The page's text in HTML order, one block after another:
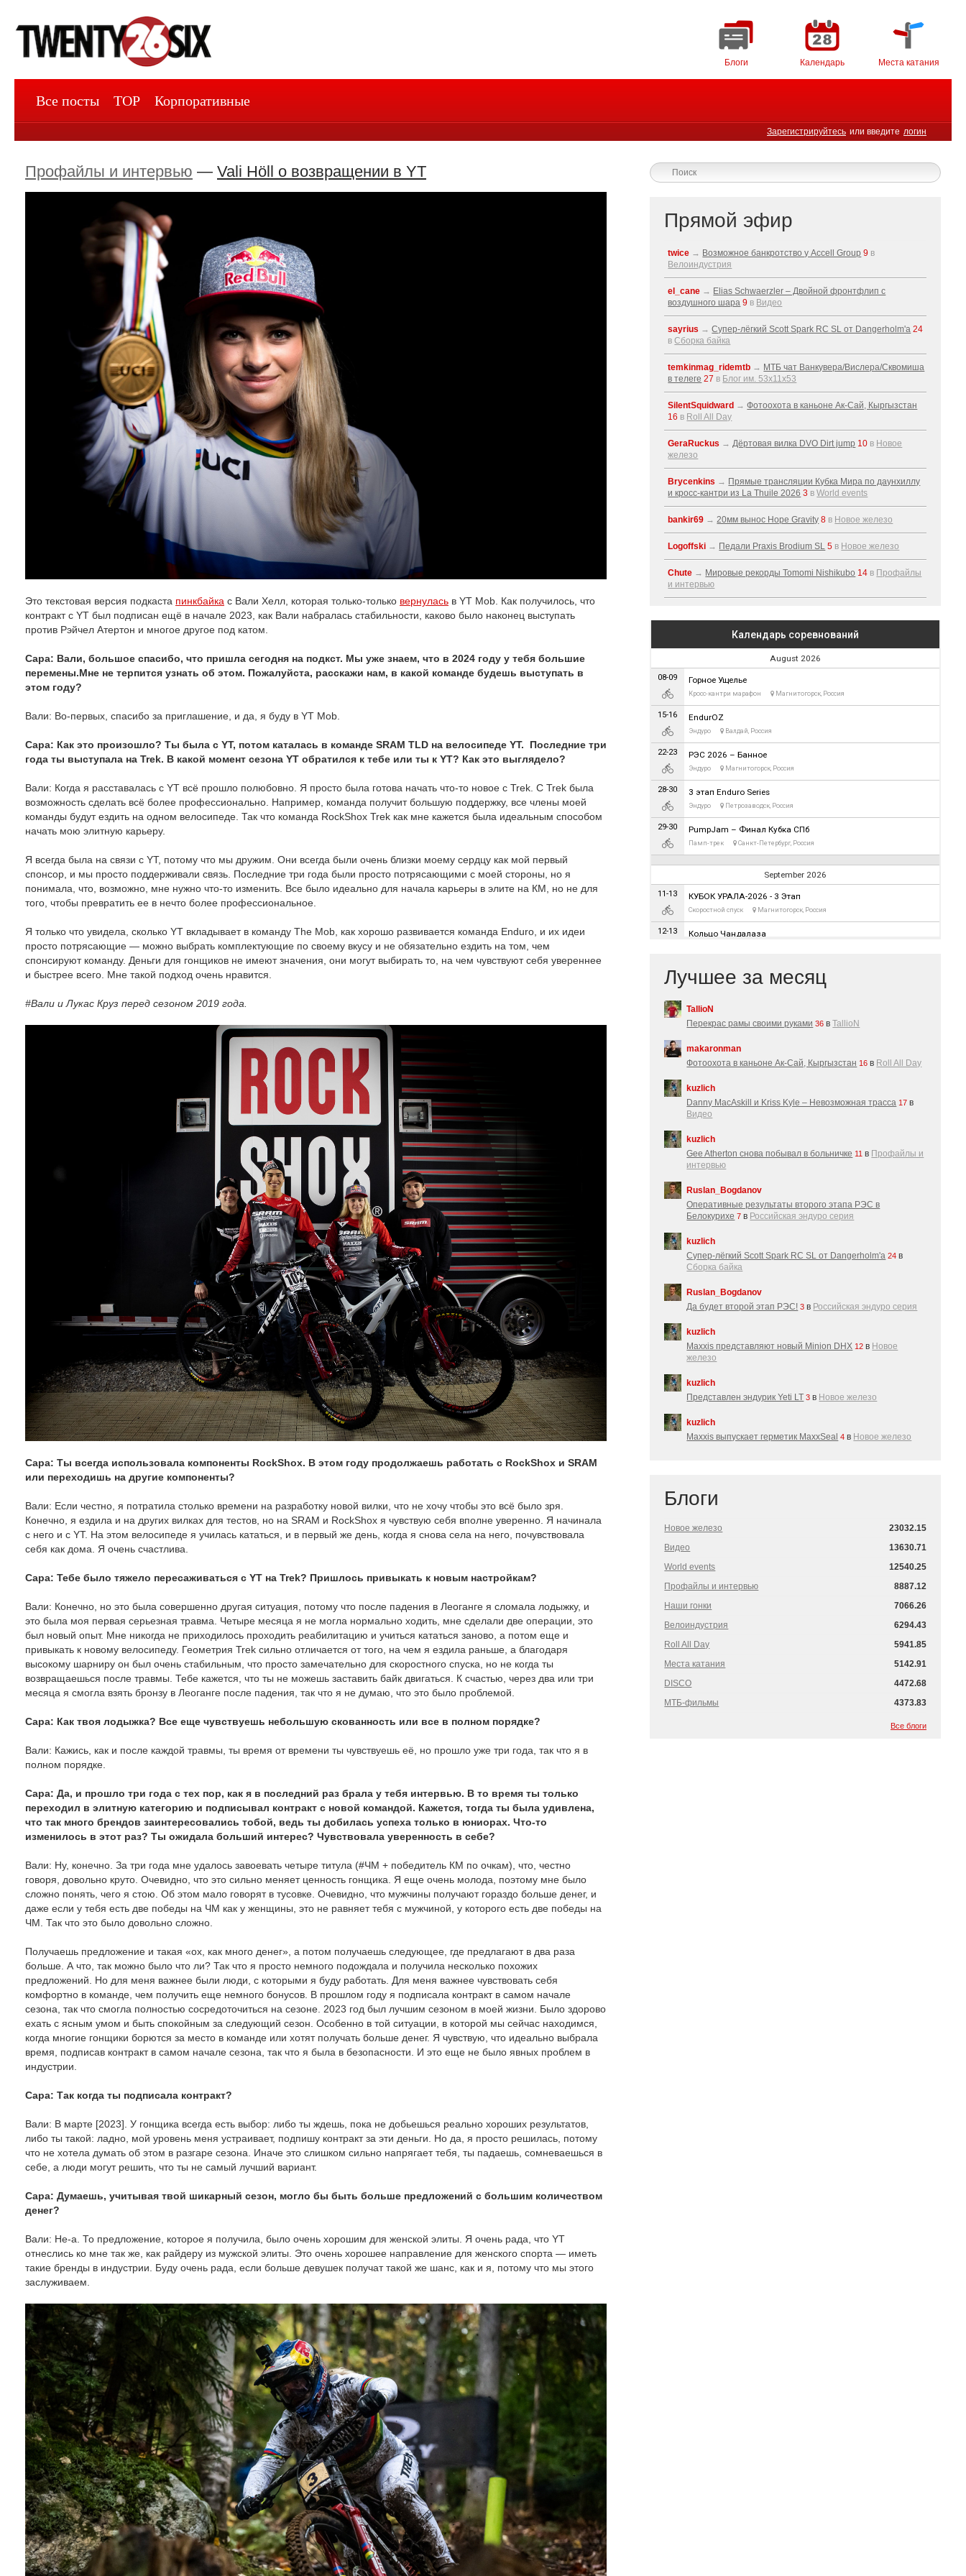
Блоги Календарь Места катания
Зарегистрируйтесь или введите логин
Все посты TOP Корпоративные
Профайлы и интервью — Vali Höll о возвращении в YT
Это текстовая версия подкаста пинкбайка с Вали Хелл, которая только-только вернулась в YT Mob. Как получилось, что
контракт с YT был подписан ещё в начале 2023, как Вали набралась стабильности, каково было наконец выступать
против Рэйчел Атертон и многое другое под катом.
Сара: Вали, большое спасибо, что пришла сегодня на подкст. Мы уже знаем, что в 2024 году у тебя большие
перемены.Мне не терпится узнать об этом. Пожалуйста, расскажи нам, в какой команде будешь выступать в
этом году?
Вали: Во-первых, спасибо за приглашение, и да, я буду в YT Mob.
Сара: Как это произошло? Ты была с YT, потом каталась в команде SRAM TLD на велосипеде YT. Последние три
года ты выступала на Trek. В какой момент сезона YT обратился к тебе или ты к YT? Как это выглядело?
Вали: Когда я расставалась с YT всё прошло полюбовно. Я просто была готова начать что-то новое с Trek. С Trek была
возможность сделать всё более профессионально. Например, команда получит большую поддержку, все члены моей
команды будут ездить на одном велосипеде. Так что команда RockShox Trek как мне кажется была идеальным способом
начать мою элитную карьеру.
Я всегда была на связи с YT, потому что мы дружим. Они всегда были очень близки моему сердцу как мой первый
спонсор, и мы просто поддерживали связь. Последние три года были просто потрясающими с моей стороны, но я
понимала, что, возможно, мне нужно что-то изменить. Все было идеально для начала карьеры в элите на КМ, но не для
того, чтобы превратить ее в нечто более профессиональное.
Я только что увидела, сколько YT вкладывает в команду The Mob, как хорошо развивается команда Enduro, и их идеи
просто потрясающие — можно выбрать комплектующие по своему вкусу и не обязательно ездить на том, чем
спонсируют команду. Деньги для гонщиков не имеют значения, они могут выбирать то, на чем чувствуют себя увереннее
и быстрее всего. Мне такой подход очень нравится.
#Вали и Лукас Круз перед сезоном 2019 года.
Сара: Ты всегда использовала компоненты RockShox. В этом году продолжаешь работать с RockShox и SRAM
или переходишь на другие компоненты?
Вали: Если честно, я потратила столько времени на разработку новой вилки, что не хочу чтобы это всё было зря.
Конечно, я ездила и на других вилках для тестов, но на SRAM и RockShox я чувствую себя вполне уверенно. Я начинала
с него и с YT. На этом велосипеде я училась кататься, и в первый же день, когда я снова села на него, почувствовала
себя как дома. Я очень счастлива.
Сара: Тебе было тяжело пересаживаться с YT на Trek? Пришлось привыкать к новым настройкам?
Вали: Конечно, но это была совершенно другая ситуация, потому что после падения в Леоганге я сломала лодыжку, и
это была моя первая серьезная травма. Четыре месяца я не могла нормально ходить, мне сделали две операции, это
был новый опыт. Мне никогда не приходилось проходить реабилитацию и учиться кататься заново, а потом еще и
привыкать к новому велосипеду. Геометрия Trek сильно отличается от того, на чем я ездила раньше, а благодаря
высокому шарниру он был очень стабильным, что просто замечательно для скоростного спуска, но не когда ты
возвращаешься после травмы. Тебе кажется, что ты не можешь заставить байк двигаться. К счастью, через два или три
месяца я смогла взять бронзу в Леоганге после падения, так что я не думаю, что это было проблемой.
Сара: Как твоя лодыжка? Все еще чувствуешь небольшую скованность или все в полном порядке?
Вали: Кажись, как и после каждой травмы, ты время от времени ты чувствуешь её, но прошло уже три года, так что я в
полном порядке.
Сара: Да, и прошло три года с тех пор, как я в последний раз брала у тебя интервью. В то время ты только
переходил в элитную категорию и подписывал контракт с новой командой. Кажется, тогда ты была удивлена,
что так много брендов заинтересовались тобой, ведь ты добилась успеха только в юниорах. Что-то
изменилось в этот раз? Ты ожидала больший интерес? Чувствовала уверенность в себе?
Вали: Ну, конечно. За три года мне удалось завоевать четыре титула (#ЧМ + победитель КМ по очкам), что, честно
говоря, довольно круто. Очевидно, что это сильно меняет ценность гонщика. Я еще очень молода, поэтому мне было
сложно понять, чего я стою. Об этом мало говорят в тусовке. Очевидно, что мужчины получают гораздо больше денег, и
даже если у тебя есть две победы на ЧМ как у женщины, это не равняет тебя с мужчиной, у которого есть две победы на
ЧМ. Так что это было довольно сложно.
Получаешь предложение и такая «ох, как много денег», а потом получаешь следующее, где предлагают в два раза
больше. А что, так можно было что ли? Так что я просто немного подождала и получила несколько похожих
предложений. Но для меня важнее были люди, с которыми я буду работать. Для меня важнее чувствовать себя
комфортно в команде, чем получить еще немного бонусов. В прошлом году я подписала контракт в самом начале
сезона, так что смогла полностью сосредоточиться на сезоне. 2023 год был лучшим сезоном в моей жизни. Было здорово
ехать с ясным умом и быть спокойным за следующий сезон. Особенно в той ситуации, в которой мы сейчас находимся,
когда многие гонщики борются за место в команде или хотят получать больше денег. Я чувствую, что идеально выбрала
время, подписав контракт в самом начале сезона, так что я была в безопасности. И это еще не было явных проблем в
индустрии.
Сара: Так когда ты подписала контракт?
Вали: В марте [2023]. У гонщика всегда есть выбор: либо ты ждешь, пока не добьешься реально хороших результатов,
либо ты такой: ладно, мой уровень меня устраивает, подпишу контракт за эти деньги. Но да, я просто решилась, потому
что не хотела думать об этом в разгаре сезона. Иначе это слишком сильно напрягает тебя, ты падаешь, сомневаешься в
себе, а люди могут решить, что ты не самый лучший вариант.
Сара: Думаешь, учитывая твой шикарный сезон, могло бы быть больше предложений с большим количеством
денег?
Вали: Не-а. То предложение, которое я получила, было очень хорошим для женской элиты. Я очень рада, что YT
отнеслись ко мне так же, как райдеру из мужской элиты. Это очень хорошее направление для женского спорта — иметь
такие бренды в индустрии. Буду очень рада, если больше девушек получат такой же шанс, как и я, потому что мы этого
заслуживаем.
Прямой эфир
twice → Возможное банкротство у Accell Group 9 в
Велоиндустрия
el_cane → Elias Schwaerzler – Двойной фронтфлип с
воздушного шара 9 в Видео
sayrius →Супер-лёгкий Scott Spark RC SL от Dangerholm'a 24
вСборка байка
temkinmag_ridemtb → МТБ чат Ванкувера/Вислера/Сквомиша
в телеге 27 в Блог им. 53x11x53
SilentSquidward →Фотоохота в каньоне Ак-Cай, Кыргызстан
16 в Roll All Day
GeraRuckus →Дёртовая вилка DVO Dirt jump 10 в Новое
железо
Brycenkins → Прямые трансляции Кубка Мира по даунхиллу
и кросс-кантри из La Thuile 2026 3 вWorld events
bankir69 →20мм вынос Hope Gravity 8 в Новое железо
Logoffski → Педали Praxis Brodium SL 5 в Новое железо
Chute → Мировые рекорды Tomomi Nishikubo 14 в Профайлы
и интервью
Лучшее за месяц
TallioN
Перекрас рамы своими руками 36 вTallioN
makaronman
Фотоохота в каньоне Ак-Cай, Кыргызстан 16 в Roll All Day
kuzlich
Danny MacAskill и Kriss Kyle – Невозможная трасса 17 в
Видео
kuzlich
Gee Atherton снова побывал в больничке 11 в Профайлы и
интервью
Ruslan_Bogdanov
Оперативные результаты второго этапа РЭС в
Белокурихе 7 в Российская эндуро серия
kuzlich
Супер-лёгкий Scott Spark RC SL от Dangerholm'a 24 в
Сборка байка
Ruslan_Bogdanov
Да будет второй этап РЭС! 3 в Российская эндуро серия
kuzlich
Maxxis представляют новый Minion DHX 12 в Новое
железо
kuzlich
Представлен эндурик Yeti LT 3 в Новое железо
kuzlich
Maxxis выпускает герметик MaxxSeal 4 в Новое железо
Блоги
Новое железо
23032.15
Видео
13630.71
World events
12540.25
Профайлы и интервью
8887.12
Наши гонки
7066.26
Велоиндустрия
6294.43
Roll All Day
5941.85
Места катания
5142.91
DISCO
4472.68
МТБ-фильмы
4373.83
Все блоги